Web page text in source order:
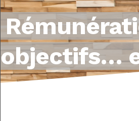
objectifs…